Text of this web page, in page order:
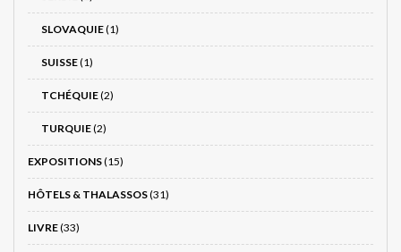
SLOVAQUIE(1)
SUISSE(1)
TCHÉQUIE(2)
TURQUIE(2)
EXPOSITIONS(15)
HÔTELS & THALASSOS(31)
LIVRE(33)